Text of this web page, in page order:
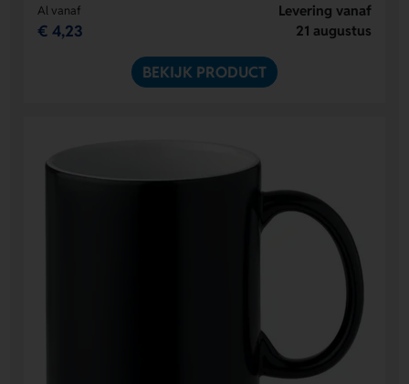
Al vanaf
€ 4,23
Levering vanaf
21 augustus
BEKIJK PRODUCT